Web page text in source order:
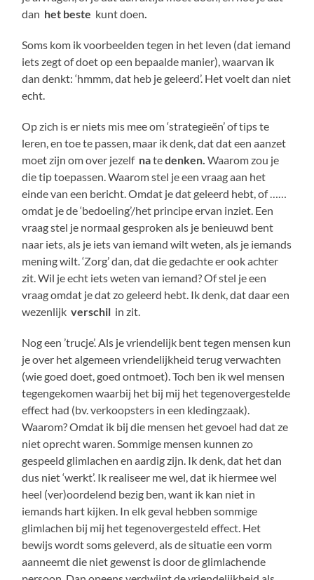
dan het beste kunt doen.
Soms kom ik voorbeelden tegen in het leven (dat iemand
iets zegt of doet op een bepaalde manier), waarvan ik
dan denkt: ‘hmmm, dat heb je geleerd’. Het voelt dan niet
echt.
Op zich is er niets mis mee om ‘strategieën’ of tips te
leren, en toe te passen, maar ik denk, dat dat een aanzet
moet zijn om over jezelf natedenken. Waarom zou je
die tip toepassen. Waarom stel je een vraag aan het
einde van een bericht. Omdat je dat geleerd hebt, of ……
omdat je de ‘bedoeling’/het principe ervan inziet. Een
vraag stel je normaal gesproken als je benieuwd bent
naar iets, als je iets van iemand wilt weten, als je iemands
mening wilt. ‘Zorg’ dan, dat die gedachte er ook achter
zit. Wil je echt iets weten van iemand? Of stel je een
vraag omdat je dat zo geleerd hebt. Ik denk, dat daar een
wezenlijkverschil in zit.
Nog een ’trucje’. Als je vriendelijk bent tegen mensen kun
je over het algemeen vriendelijkheid terug verwachten
(wie goed doet, goed ontmoet). Toch ben ik wel mensen
tegengekomen waarbij het bij mij het tegenovergestelde
effect had (bv. verkoopsters in een kledingzaak).
Waarom? Omdat ik bij die mensen het gevoel had dat ze
niet oprecht waren. Sommige mensen kunnen zo
gespeeld glimlachen en aardig zijn. Ik denk, dat het dan
dus niet ‘werkt’. Ik realiseer me wel, dat ik hiermee wel
heel (ver)oordelend bezig ben, want ik kan niet in
iemands hart kijken. In elk geval hebben sommige
glimlachen bij mij het tegenovergesteld effect. Het
bewijs wordt soms geleverd, als de situatie een vorm
aanneemt die niet gewenst is door de glimlachende